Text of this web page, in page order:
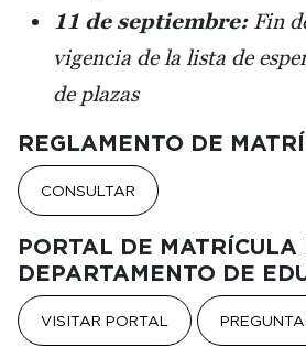
11 de septiembre: Fin
vigencia de la lista de
de plazas
REGLAMENTO DE
CONSULTAR
PORTAL DE MATRÍCULA
DEPARTAMENTO DE
VISITAR PORTAL